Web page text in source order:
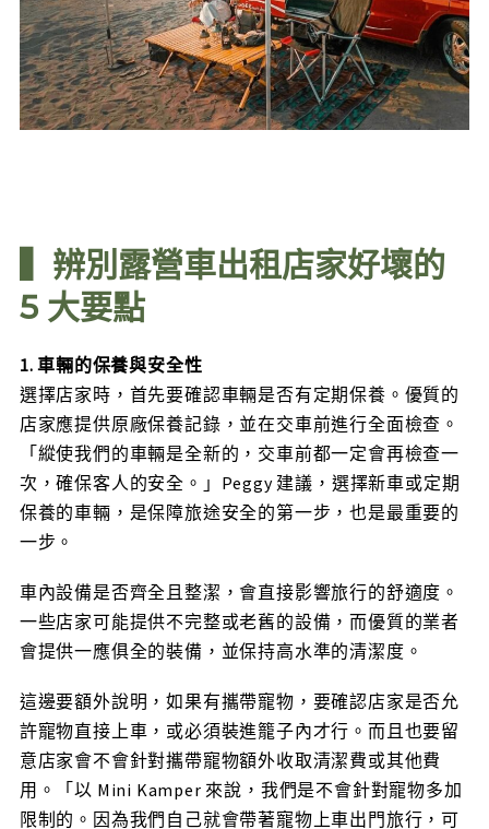
▍辨別露營車出租店家好壞的
5 大要點
1. 車輛的保養與安全性
選擇店家時，首先要確認車輛是否有定期保養。優質的
店家應提供原廠保養記錄，並在交車前進行全面檢查。
「縱使我們的車輛是全新的，交車前都一定會再檢查一
次，確保客人的安全。」Peggy 建議，選擇新車或定期
保養的車輛，是保障旅途安全的第一步，也是最重要的
一步。
車內設備是否齊全且整潔，會直接影響旅行的舒適度。
一些店家可能提供不完整或老舊的設備，而優質的業者
會提供一應俱全的裝備，並保持高水準的清潔度。
這邊要額外說明，如果有攜帶寵物，要確認店家是否允
許寵物直接上車，或必須裝進籠子內才行。而且也要留
意店家會不會針對攜帶寵物額外收取清潔費或其他費
用。「以 Mini Kamper 來說，我們是不會針對寵物多加
限制的。因為我們自己就會帶著寵物上車出門旅行，可